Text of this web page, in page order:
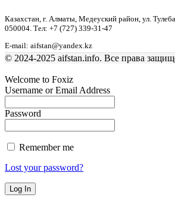
Казахстан, г. Алматы, Медеуский район, ул.
050004. Тел: +7 (727) 339-31-47
E-mail: aifstan@yandex.kz
© 2024-2025 aifstan.info. Все права
Welcome to Foxiz
Username or Email Address
Password
Remember me
Lost your password?